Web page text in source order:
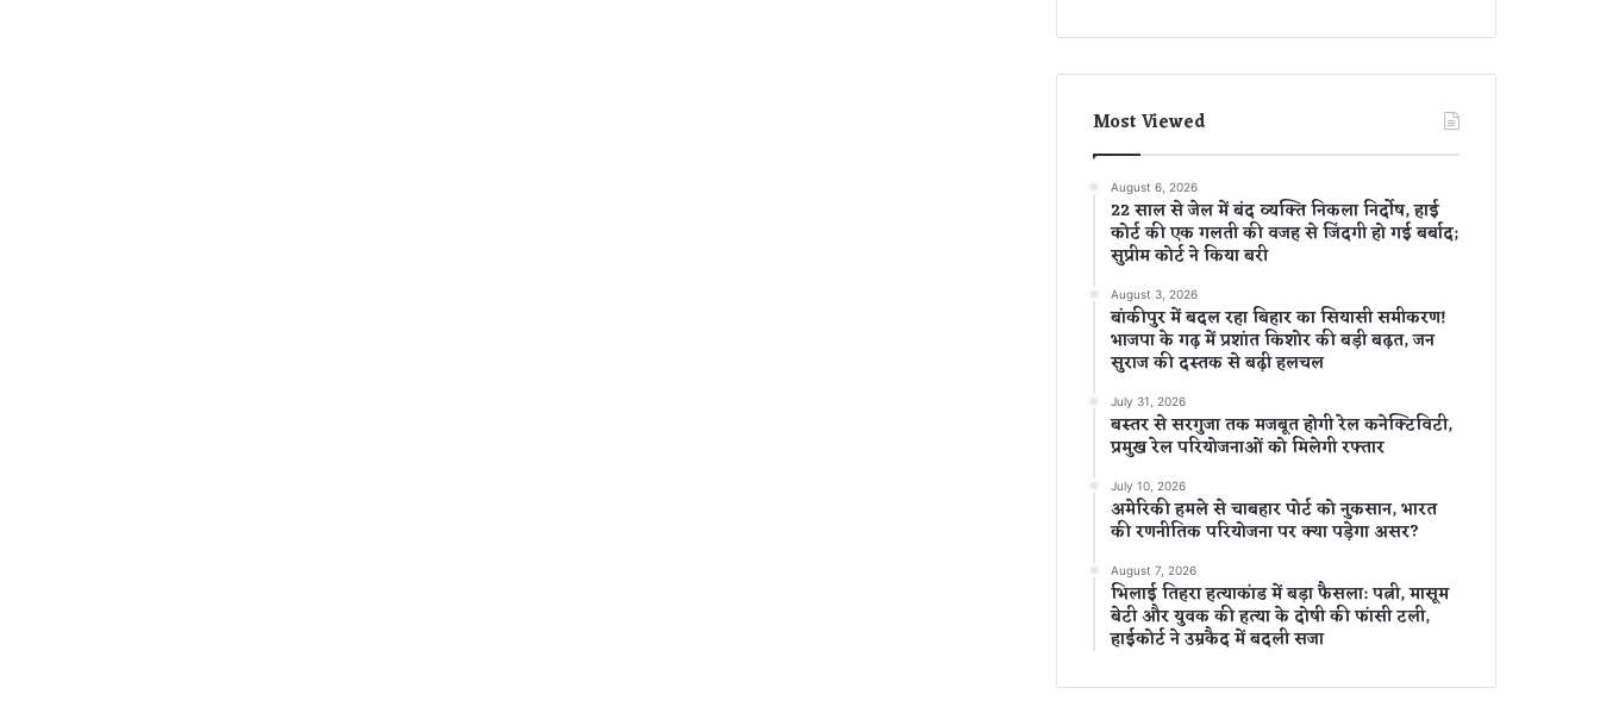
Most Viewed
August 6, 2026
22 साल से जेल में बंद व्यक्ति निकला निर्दोष, हाई
कोर्ट की एक गलती की वजह से जिंदगी हो गई बर्बाद;
सुप्रीम कोर्ट ने किया बरी
August 3, 2026
बांकीपुर में बदल रहा बिहार का सियासी समीकरण!
भाजपा के गढ़ में प्रशांत किशोर की बड़ी बढ़त, जन
सुराज की दस्तक से बढ़ी हलचल
July 31, 2026
बस्तर से सरगुजा तक मजबूत होगी रेल कनेक्टिविटी,
प्रमुख रेल परियोजनाओं को मिलेगी रफ्तार
July 10, 2026
अमेरिकी हमले से चाबहार पोर्ट को नुकसान, भारत
की रणनीतिक परियोजना पर क्या पड़ेगा असर?
August 7, 2026
भिलाई तिहरा हत्याकांड में बड़ा फैसला: पत्नी, मासूम
बेटी और युवक की हत्या के दोषी की फांसी टली,
हाईकोर्ट ने उम्रकैद में बदली सजा